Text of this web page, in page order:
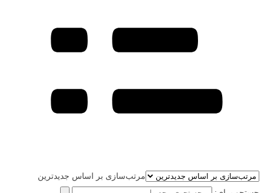
مرتب‌سازی بر اساس جدیدترین